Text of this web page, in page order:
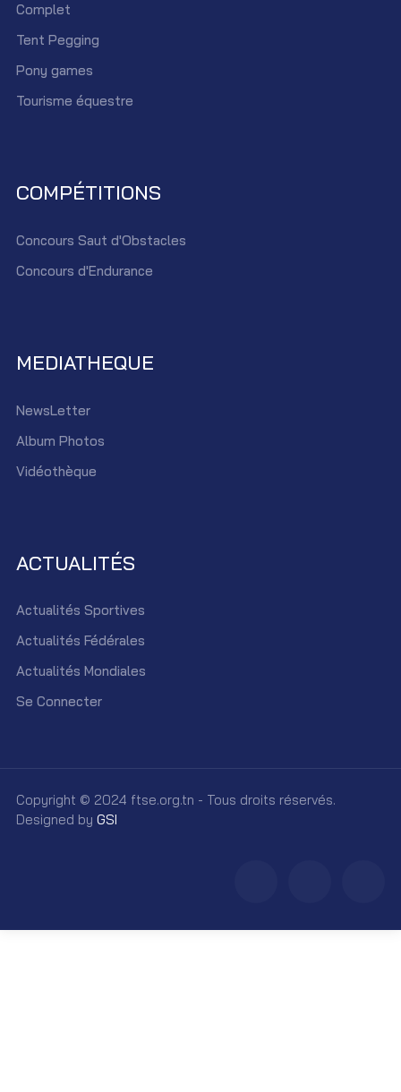
Complet
Tent Pegging
Pony games
Tourisme équestre
COMPÉTITIONS
Concours Saut d'Obstacles
Concours d'Endurance
MEDIATHEQUE
NewsLetter
Album Photos
Vidéothèque
ACTUALITÉS
Actualités Sportives
Actualités Fédérales
Actualités Mondiales
Se Connecter
Copyright © 2024 ftse.org.tn - Tous droits réservés.
Designed by GSI